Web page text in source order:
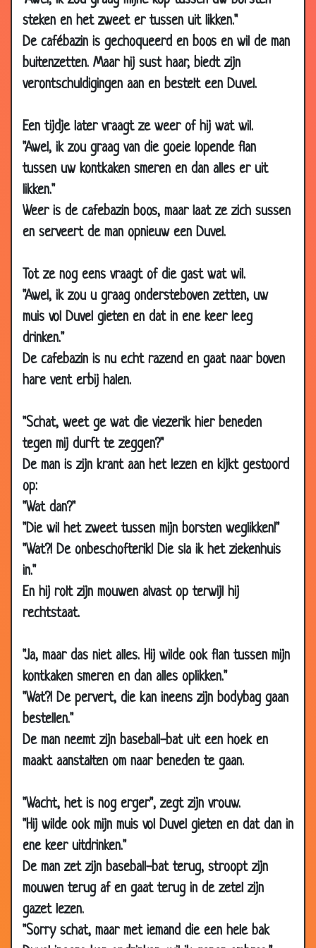
steken en het zweet er tussen uit likken."
De cafébazin is gechoqueerd en boos en wil de man
buitenzetten. Maar hij sust haar, biedt zijn
verontschuldigingen aan en bestelt een Duvel.
Een tijdje later vraagt ze weer of hij wat wil.
"Awel, ik zou graag van die goeie lopende flan
tussen uw kontkaken smeren en dan alles er uit
likken."
Weer is de cafebazin boos, maar laat ze zich sussen
en serveert de man opnieuw een Duvel.
Tot ze nog eens vraagt of die gast wat wil.
"Awel, ik zou u graag ondersteboven zetten, uw
muis vol Duvel gieten en dat in ene keer leeg
drinken."
De cafebazin is nu echt razend en gaat naar boven
hare vent erbij halen.
"Schat, weet ge wat die viezerik hier beneden
tegen mij durft te zeggen?"
De man is zijn krant aan het lezen en kijkt gestoord
op:
"Wat dan?"
"Die wil het zweet tussen mijn borsten weglikken!"
"Wat?! De onbeschofterik! Die sla ik het ziekenhuis
in."
En hij rolt zijn mouwen alvast op terwijl hij
rechtstaat.
"Ja, maar das niet alles. Hij wilde ook flan tussen mijn
kontkaken smeren en dan alles oplikken."
"Wat?! De pervert, die kan ineens zijn bodybag gaan
bestellen."
De man neemt zijn baseball-bat uit een hoek en
maakt aanstalten om naar beneden te gaan.
"Wacht, het is nog erger", zegt zijn vrouw.
"Hij wilde ook mijn muis vol Duvel gieten en dat dan in
ene keer uitdrinken."
De man zet zijn baseball-bat terug, stroopt zijn
mouwen terug af en gaat terug in de zetel zijn
gazet lezen.
"Sorry schat, maar met iemand die een hele bak
28 Jun
De wereld rond fietsen
2013
Rijke zakenman
2013
24 May
2013
Gelukkigste vrouw
24 May
2013
24 May
Huwelijksreis
24 May
2013
Dat moest een keer fout gaan
17 May
2013
50 euro is 50 euro
17 May
2013
Kan gewoon thuis 2.97
2013
03 May
2013
Indruk maken
26 Apr
2013
26 Apr
2013
Viagra 3.48
26 Apr
2013
19 Apr
Zeg het met bloemen
12 Apr
2013
Waarom zijn mannen het meest gelukkig? 2.81
12 Apr
2013
Het scheikundig element "vrouw"
2013
Haar in de ogen kijken
05 Apr
2013
Na een lange werkdag
15 Mar
2013
Komt een vrouw bij de dokter
15 Mar
2013
Een ongelooflijke ervaring
01 Mar
Het startpistool 3.16